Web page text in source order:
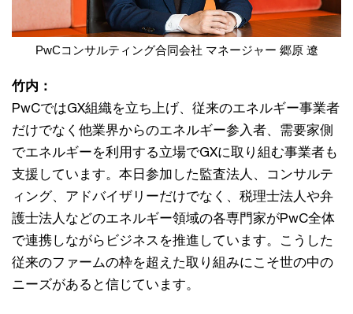
PwCコンサルティング合同会社 マネージャー 郷原 遼
竹内：
PwCではGX組織を立ち上げ、従来のエネルギー事業者
だけでなく他業界からのエネルギー参入者、需要家側
でエネルギーを利用する立場でGXに取り組む事業者も
支援しています。本日参加した監査法人、コンサルテ
ィング、アドバイザリーだけでなく、税理士法人や弁
護士法人などのエネルギー領域の各専門家がPwC全体
で連携しながらビジネスを推進しています。こうした
従来のファームの枠を超えた取り組みにこそ世の中の
ニーズがあると信じています。